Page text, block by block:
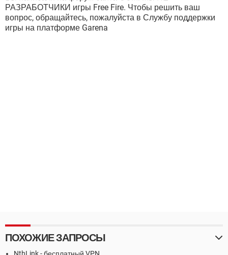
РАЗРАБОТЧИКИ игры Free Fire. Чтобы решить ваш
вопрос, обращайтесь, пожалуйста в Службу поддержки
игры на платформе Garena
ПОХОЖИЕ ЗАПРОСЫ